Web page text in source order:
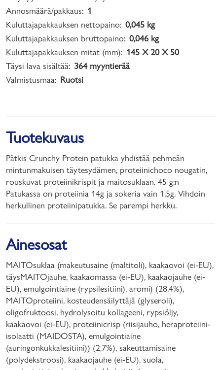
Annosmäärä/pakkaus: 1
Kuluttajapakkauksen nettopaino: 0,045 kg
Kuluttajapakkauksen bruttopaino: 0,046 kg
Kuluttajapakkauksen mitat (mm): 145 X 20 X 50
Täysi lava sisältää: 364 myyntierää
Valmistusmaa: Ruotsi
Tuotekuvaus
Pätkis Crunchy Protein patukka yhdistää pehmeän
mintunmakuisen täytesydämen, proteiinichoco nougatin,
rouskuvat proteiinikrispit ja maitosuklaan. 45 g:n
Patukassa on proteiinia 14g ja sokeria vain 1,5g. Vihdoin
herkullinen proteiinipatukka. Se parempi herkku.
Ainesosat
MAITOsuklaa (makeutusaine (maltitoli), kaakaovoi (ei-EU),
täysMAITOjauhe, kaakaomassa (ei-EU), kaakaojauhe (ei-
EU), emulgointiaine (rypsilesitiini), aromi) (28,4%),
MAITOproteiini, kosteudensäilyttäjä (glyseroli),
oligofruktoosi, hydrolysoitu kollageeni, rypsiöljy,
kaakaovoi (ei-EU), proteiinicrisp (riisijauho, heraproteiini-
isolaatti (MAIDOSTA), emulgointiaine
(auringonkukkalesitiini)) (2,7%), sakeuttamisaine
(polydekstroosi), kaakaojauhe (ei-EU), suola,